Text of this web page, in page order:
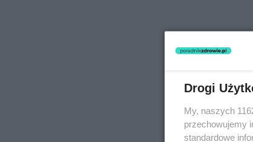
Drogi
My, naszych
przechowujemy
standardowe